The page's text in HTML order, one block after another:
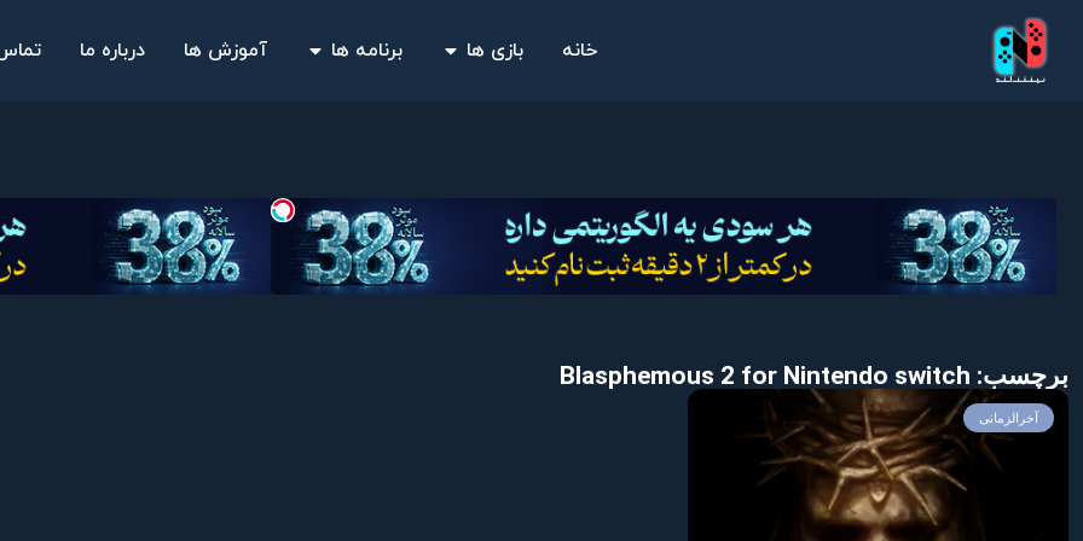
خانه بازی ها برنامه ها آموزش ها درباره ما
برچسب: Blasphemous 2 for Nintendo switch
آخرالزمانی